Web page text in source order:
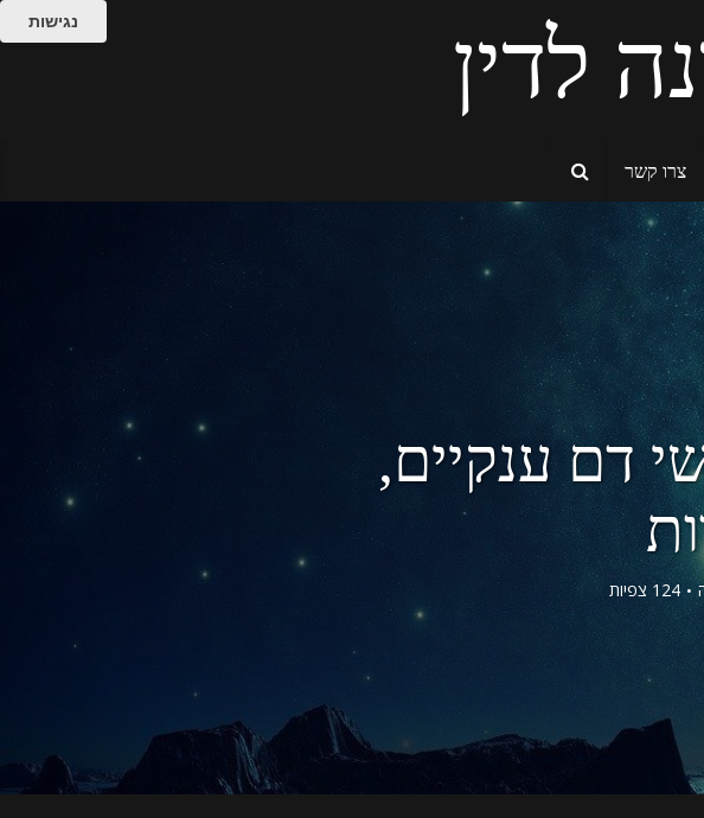
לדין
צרו קשר
דם ענקיים,
124 צפיות
נגישות